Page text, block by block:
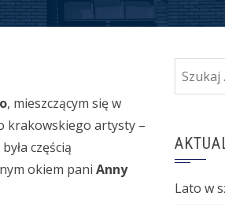
, mieszczącym się w
krakowskiego artysty –
częścią
okiem pani Anny
Szukaj:
Lato w